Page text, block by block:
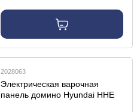
2028063
Электрическая варочная
панель домино Hyundai HHE